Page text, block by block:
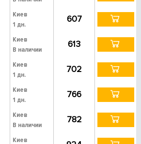
Киев
1 дн.
607
Киев
В наличии
613
Киев
1 дн.
702
Киев
1 дн.
766
Киев
В наличии
782
Киев